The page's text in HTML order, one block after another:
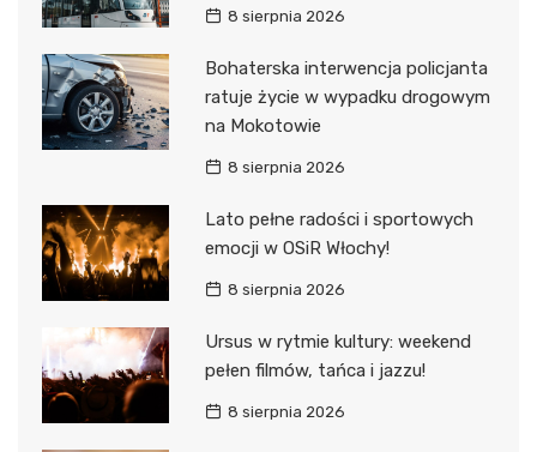
8 sierpnia 2026
Bohaterska interwencja policjanta
ratuje życie w wypadku drogowym
na Mokotowie
8 sierpnia 2026
Lato pełne radości i sportowych
emocji w OSiR Włochy!
8 sierpnia 2026
Ursus w rytmie kultury: weekend
pełen filmów, tańca i jazzu!
8 sierpnia 2026